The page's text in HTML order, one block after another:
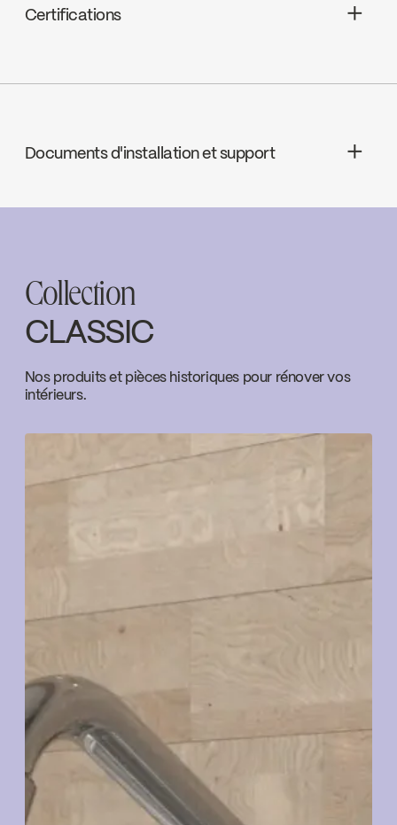
(FC9K2RH / FC9K2LH)
Certifications
Documents d'installation et support
SPECS 2940WKIT
Download ↘
Collection
CLASSIC
Nos produits et pièces historiques pour rénover vos
intérieurs.